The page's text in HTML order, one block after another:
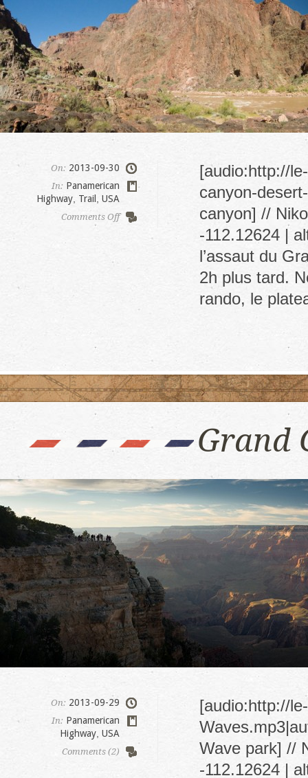
On: 2013-09-30
In: Panamerican
Highway Trail USA
Comments Offon
[audio:http://
canyon-
canyon] //
-112.12624 |
l’assaut du
2h plus tard.
rando, le
Grand
On: 2013-09-29
In: Panamerican
Highway USA
Comments (2)
[audio:http://
Wave park] //
-112.12624 |